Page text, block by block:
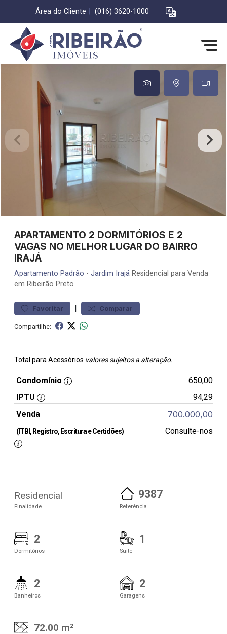
Área do Cliente (016) 3620-1000
APARTAMENTO 2 DORMITÓRIOS E 2
VAGAS NO MELHOR LUGAR DO BAIRRO
IRAJÁ
Apartamento Padrão - Jardim Irajá Residencial para Venda
em Ribeirão Preto
Favoritar | Comparar
Compartilhe:
Total para Acessórios valores sujeitos a alteração.
Condomínio
650,00
IPTU
94,29
Venda
700.000,00
(ITBI, Registro, Escritura e Certidões) Consulte-nos
Residencial
Finalidade
9387
Referência
2
Dormitórios
1
Suite
2
Banheiros
2
Garagens
72.00 m²